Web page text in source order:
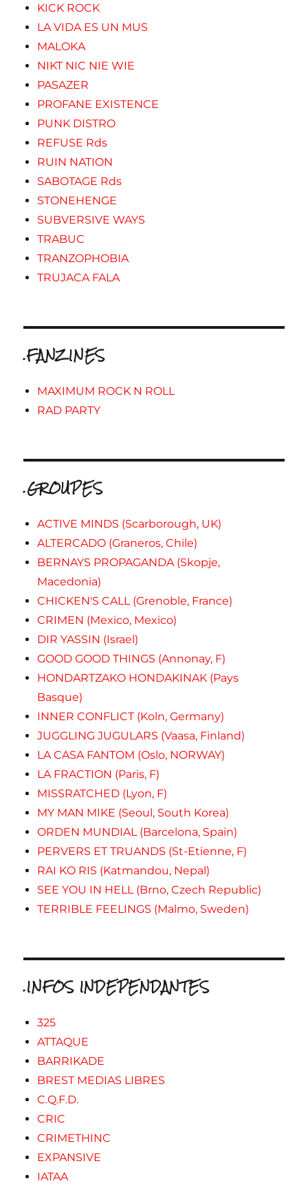
KICK ROCK
LA VIDA ES UN MUS
MALOKA
NIKT NIC NIE WIE
PASAZER
PROFANE EXISTENCE
PUNK DISTRO
REFUSE Rds
RUIN NATION
SABOTAGE Rds
STONEHENGE
SUBVERSIVE WAYS
TRABUC
TRANZOPHOBIA
TRUJACA FALA
.FANZINES
MAXIMUM ROCK N ROLL
RAD PARTY
.GROUPES
ACTIVE MINDS (Scarborough, UK)
ALTERCADO (Graneros, Chile)
BERNAYS PROPAGANDA (Skopje,
Macedonia)
CHICKEN'S CALL (Grenoble, France)
CRIMEN (Mexico, Mexico)
DIR YASSIN (Israel)
GOOD GOOD THINGS (Annonay, F)
HONDARTZAKO HONDAKINAK (Pays
Basque)
INNER CONFLICT (Koln, Germany)
JUGGLING JUGULARS (Vaasa, Finland)
LA CASA FANTOM (Oslo, NORWAY)
LA FRACTION (Paris, F)
MISSRATCHED (Lyon, F)
MY MAN MIKE (Seoul, South Korea)
ORDEN MUNDIAL (Barcelona, Spain)
PERVERS ET TRUANDS (St-Etienne, F)
RAI KO RIS (Katmandou, Nepal)
SEE YOU IN HELL (Brno, Czech Republic)
TERRIBLE FEELINGS (Malmo, Sweden)
.INFOS INDEPENDANTES
325
ATTAQUE
BARRIKADE
BREST MEDIAS LIBRES
C.Q.F.D.
CRIC
CRIMETHINC
EXPANSIVE
IATAA